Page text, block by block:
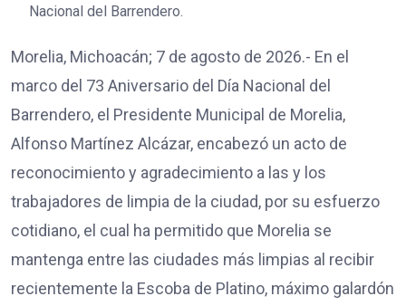
Nacional del Barrendero.
Morelia, Michoacán; 7 de agosto de 2026.- En el
marco del 73 Aniversario del Día Nacional del
Barrendero, el Presidente Municipal de Morelia,
Alfonso Martínez Alcázar, encabezó un acto de
reconocimiento y agradecimiento a las y los
trabajadores de limpia de la ciudad, por su esfuerzo
cotidiano, el cual ha permitido que Morelia se
mantenga entre las ciudades más limpias al recibir
recientemente la Escoba de Platino, máximo galardón